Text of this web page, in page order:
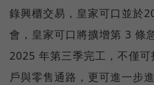
錄興櫃交易，皇家可口並於
會，皇家可口將擴增第 3 條
2025 年第三季完工，不僅
戶與零售通路，更可進一步